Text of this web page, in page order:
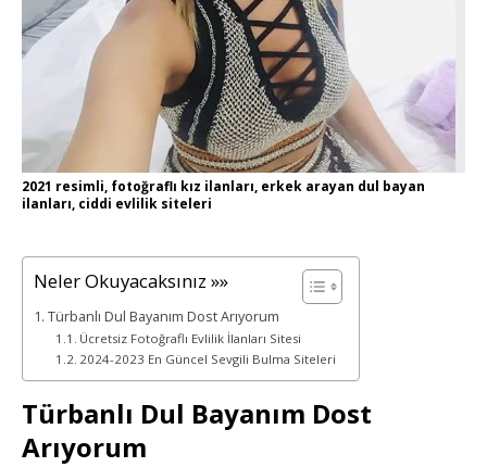
2021 resimli, fotoğraflı kız ilanları, erkek arayan dul bayan
ilanları, ciddi evlilik siteleri
Neler Okuyacaksınız »»
Türbanlı Dul Bayanım Dost Arıyorum
Ücretsiz Fotoğraflı Evlilik İlanları Sitesi
2024-2023 En Güncel Sevgili Bulma Siteleri
Türbanlı Dul Bayanım Dost
Arıyorum